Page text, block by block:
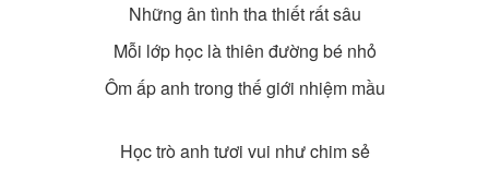
Những ân tình tha thiết rất sâu
Mỗi lớp học là thiên đường bé nhỏ
Ôm ấp anh trong thế giới nhiệm mầu
Học trò anh tươi vui như chim sẻ